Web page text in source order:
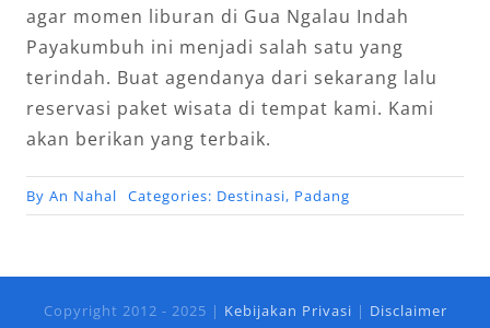
agar momen liburan di Gua Ngalau Indah
Payakumbuh ini menjadi salah satu yang
terindah. Buat agendanya dari sekarang lalu
reservasi paket wisata di tempat kami. Kami
akan berikan yang terbaik.
By An Nahal Categories: Destinasi, Padang
Copyright 2012 - 2025 | Kebijakan Privasi | Disclaimer